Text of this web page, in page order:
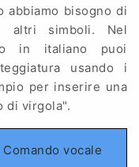
abbiamo bisogno di
altri simboli. Nel
in italiano puoi
usando i
per inserire una
di virgola".
Comando vocale